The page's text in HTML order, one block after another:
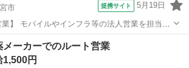
市
提携サイト 5月19日
を担当い
の企業に電話でアポイントを取ってからの訪
す。 大手通信企業での法人営業
りません...
メーカーでのルート営業
1,500円